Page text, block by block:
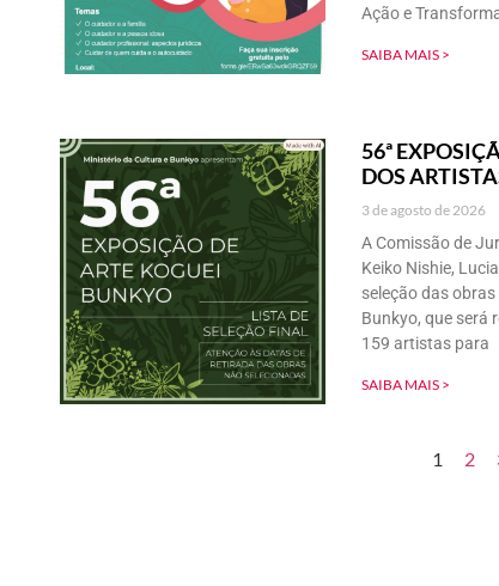
Ação e
SAIBA MAIS >
56ª
DOS
3 de agosto de 2026
A Comissão de
Keiko Nishie,
seleção das
Bunkyo, que será
159 artistas para
SAIBA MAIS >
1 2